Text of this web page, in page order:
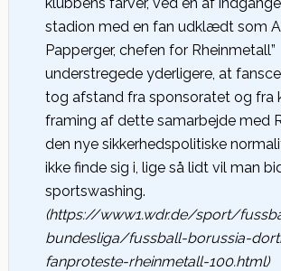
stadion med en fan udklædt som
Papperger, chefen for Rheinmetall”
understregede yderligere, at
tog afstand fra sponsoratet og fra
framing af dette samarbejde med
den nye sikkerhedspolitiske
ikke finde sig i, lige så lidt vil man
sportswashing.
(https://www1.wdr.de/sport/
bundesliga/fussball-borussia-
fanproteste-rheinmetall-100.html)